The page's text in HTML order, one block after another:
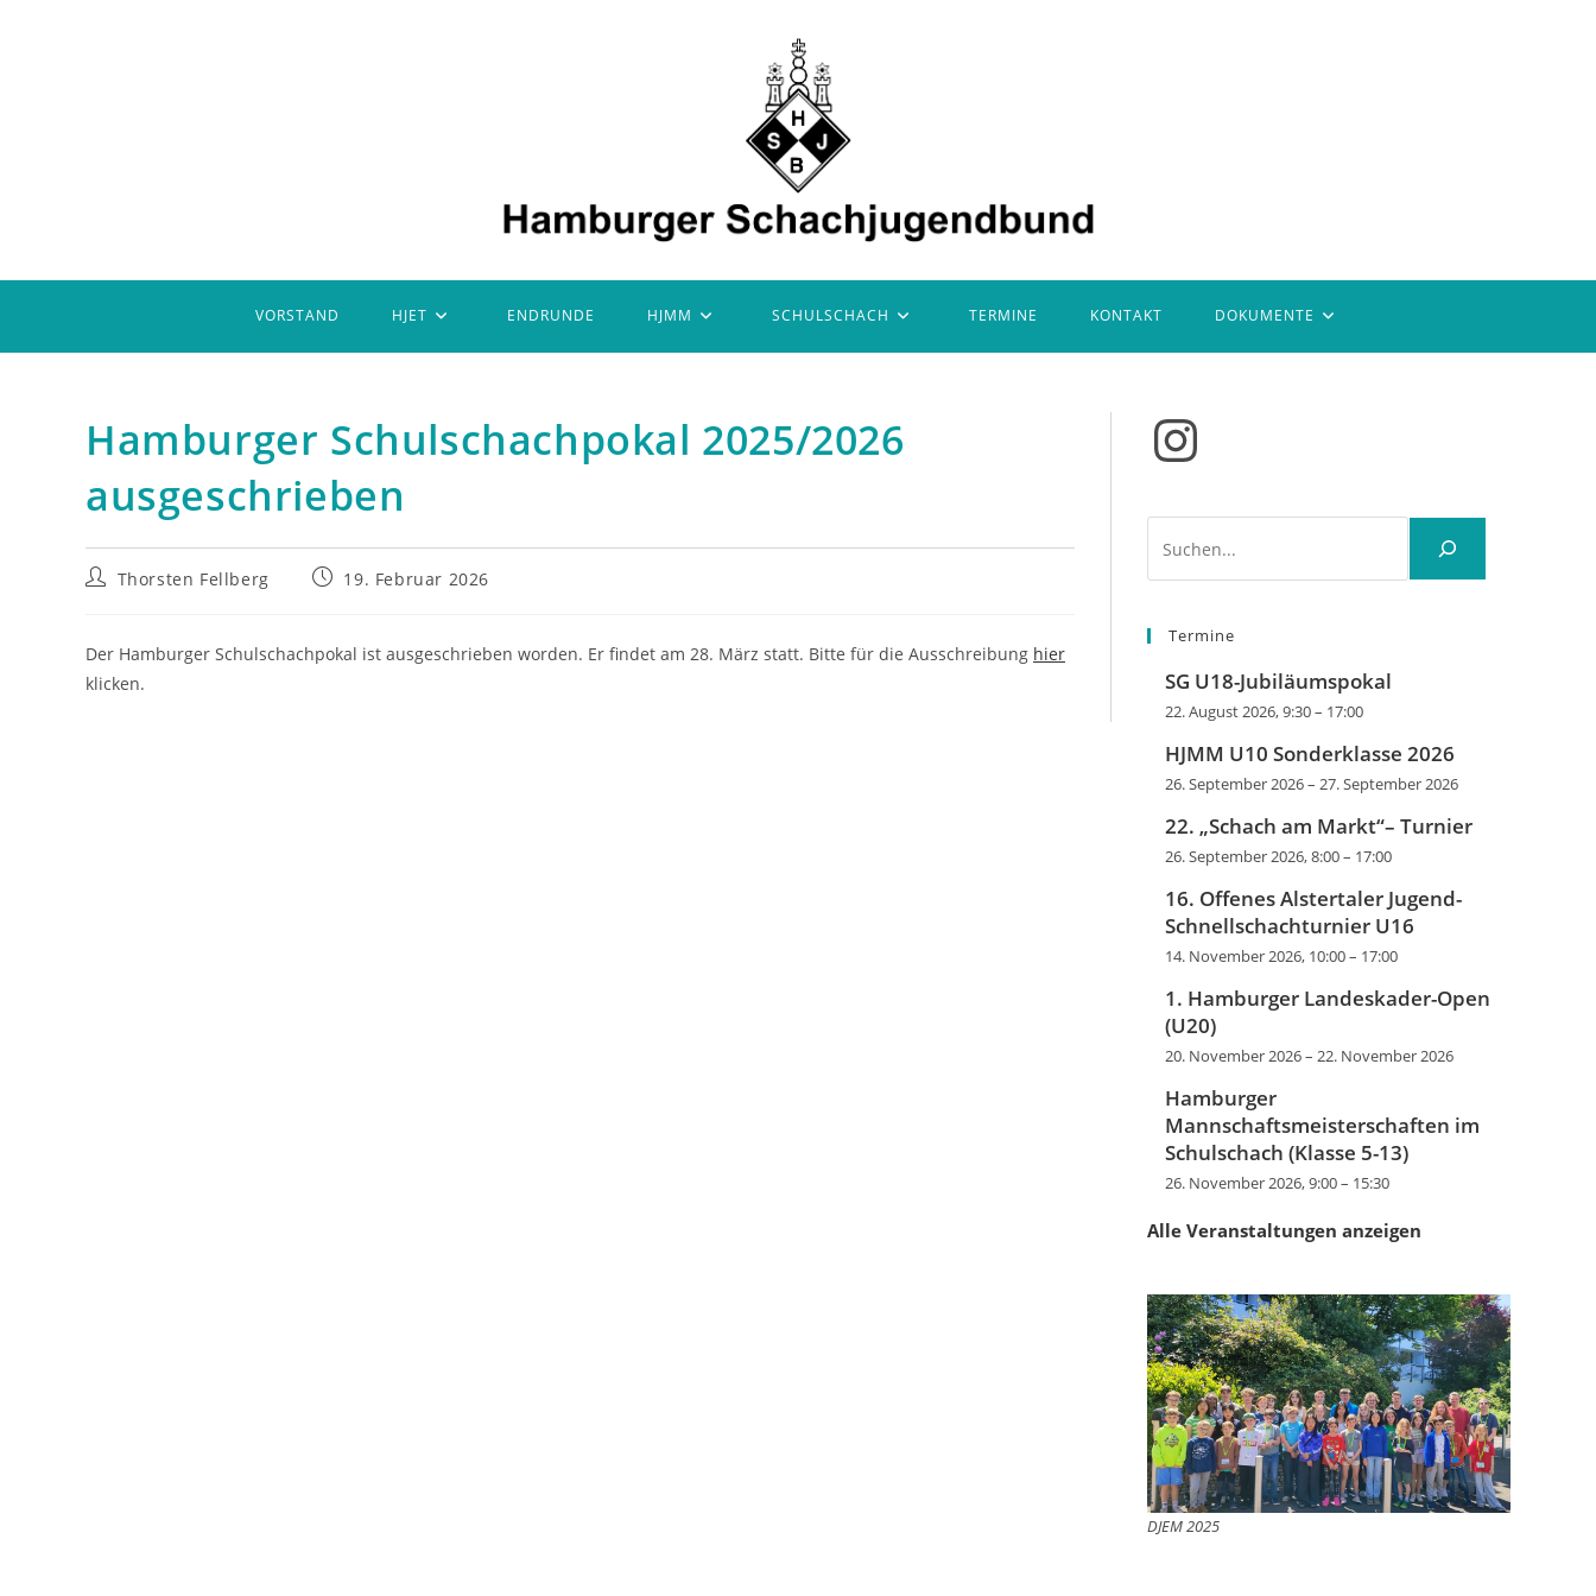
VORSTAND HJET ENDRUNDE HJMM SCHULSCHACH TERMINE KONTAKT DOKUMENTE
Hamburger Schulschachpokal 2025/2026
ausgeschrieben
Beitrags-
Thorsten Fellberg
Beitrag19. Februar 2026
Der Hamburger Schulschachpokal ist ausgeschrieben worden. Er findet am 28. März statt. Bitte für die Ausschreibung hier
klicken.
Instagram
Termine
SG U18-Jubiläumspokal
22. August 2026, 9:30– 17:00
HJMM U10 Sonderklasse 2026
26. September 2026– 27. September 2026
22. „Schach am Markt“– Turnier
26. September 2026, 8:00– 17:00
16. Offenes Alstertaler Jugend-
Schnellschachturnier U16
14. November 2026, 10:00– 17:00
1. Hamburger Landeskader-Open
(U20)
20. November 2026– 22. November 2026
Hamburger
Mannschaftsmeisterschaften im
Schulschach (Klasse 5-13)
26. November 2026, 9:00– 15:30
Alle Veranstaltungen anzeigen
DJEM 2025